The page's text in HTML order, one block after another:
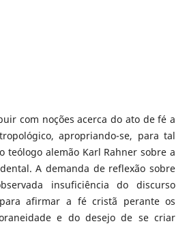
com noções acerca do ato de fé a
apropriando-se, para tal
teólogo alemão Karl Rahner sobre a
A demanda de reflexão sobre
insuficiência do discurso
afirmar a fé cristã perante os
e do desejo de se criar